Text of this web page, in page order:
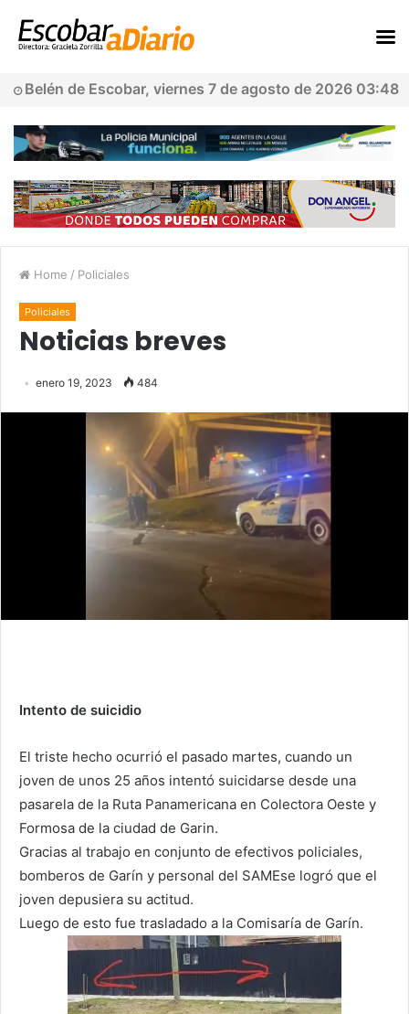
Belén de Escobar, viernes 7 de agosto de 2026 03:48
Home / Policiales
Policiales
Noticias breves
enero 19, 2023 484
Intento de suicidio
El triste hecho ocurrió el pasado martes, cuando un
joven de unos 25 años intentó suicidarse desde una
pasarela de la Ruta Panamericana en Colectora Oeste y
Formosa de la ciudad de Garin.
Gracias al trabajo en conjunto de efectivos policiales,
bomberos de Garín y personal del SAMEse logró que el
joven depusiera su actitud.
Luego de esto fue trasladado a la Comisaría de Garín.